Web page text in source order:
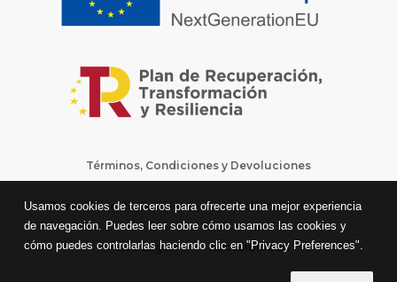
Términos, Condiciones y Devoluciones
Derecho de desistimiento Política de Cookies
Aviso Legal Accesibilidad
Usamos cookies de terceros para ofrecerte una mejor experiencia
de navegación. Puedes leer sobre cómo usamos las cookies y
cómo puedes controlarlas haciendo clic en "Privacy Preferences".